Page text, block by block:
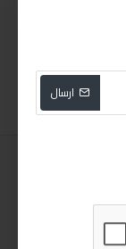
ارسال